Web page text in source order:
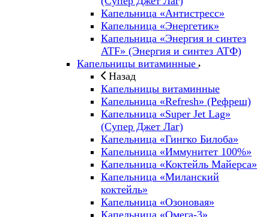
Капельница «Антистресс»
Капельница «Энергетик»
Капельница «Энергия и синтез
ATF» (Энергия и синтез АТФ)
Капельницы витаминные
Назад
Капельницы витаминные
Капельница «Refresh» (Рефреш)
Капельница «Super Jet Lag»
(Супер Джет Лаг)
Капельница «Гингко Билоба»
Капельница «Иммунитет 100%»
Капельница «Коктейль Майерса»
Капельница «Миланский
коктейль»
Капельница «Озоновая»
Капельница «Омега-3»